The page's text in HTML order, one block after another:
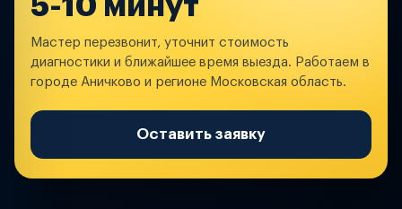
5-10 минут
Мастер перезвонит, уточнит стоимость
диагностики и ближайшее время выезда. Работаем в
городе Аничково и регионе Московская область.
Оставить заявку